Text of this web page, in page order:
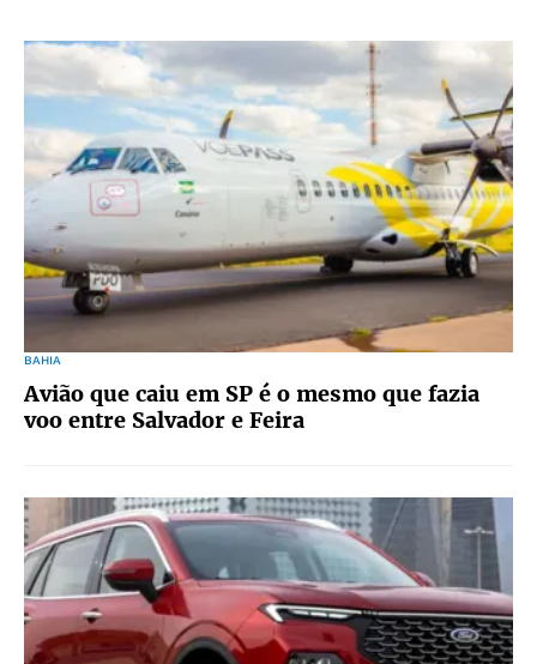
BAHIA
Avião que caiu em SP é o mesmo que fazia
voo entre Salvador e Feira